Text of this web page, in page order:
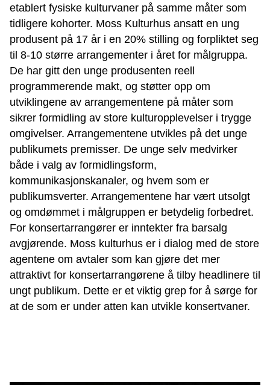
etablert fysiske kulturvaner på samme måter som
tidligere kohorter. Moss Kulturhus ansatt en ung
produsent på 17 år i en 20% stilling og forpliktet seg
til 8-10 større arrangementer i året for målgruppa.
De har gitt den unge produsenten reell
programmerende makt, og støtter opp om
utviklingene av arrangementene på måter som
sikrer formidling av store kulturopplevelser i trygge
omgivelser. Arrangementene utvikles på det unge
publikumets premisser. De unge selv medvirker
både i valg av formidlingsform,
kommunikasjonskanaler, og hvem som er
publikumsverter. Arrangementene har vært utsolgt
og omdømmet i målgruppen er betydelig forbedret.
For konsertarrangører er inntekter fra barsalg
avgjørende. Moss kulturhus er i dialog med de store
agentene om avtaler som kan gjøre det mer
attraktivt for konsertarrangørene å tilby headlinere til
ungt publikum. Dette er et viktig grep for å sørge for
at de som er under atten kan utvikle konsertvaner.